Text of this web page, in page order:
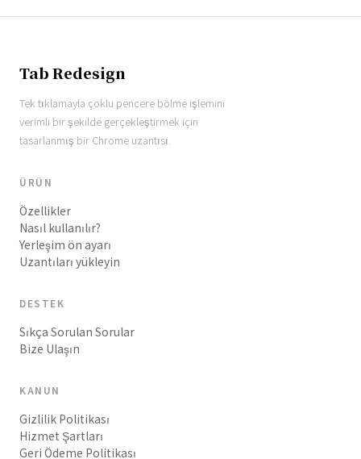
Tab Redesign
Tek tıklamayla çoklu pencere bölme işlemini
verimli bir şekilde gerçekleştirmek için
tasarlanmış bir Chrome uzantısı.
ÜRÜN
Özellikler
Nasıl kullanılır?
Yerleşim ön ayarı
Uzantıları yükleyin
DESTEK
Sıkça Sorulan Sorular
Bize Ulaşın
KANUN
Gizlilik Politikası
Hizmet Şartları
Geri Ödeme Politikası